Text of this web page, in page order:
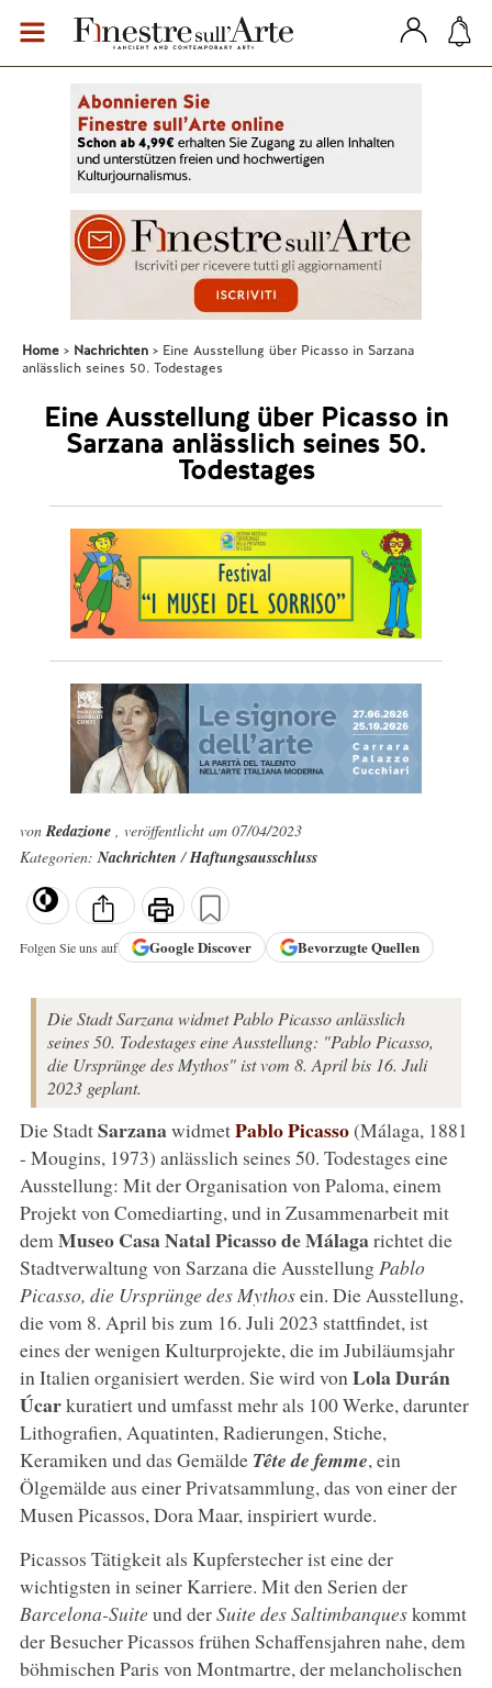
Home Nachrichten
Eine Ausstellung über Picasso in Sarzana
anlässlich seines 50. Todestages
Eine Ausstellung über Picasso in
Sarzana anlässlich seines 50.
Todestages
vonRedazione , veröffentlicht am 07/04/2023
Kategorien:Nachrichten/Haftungsausschluss
Folgen Sie uns auf GoogleDiscover Bevorzugte Quellen
Die Stadt Sarzana widmet Pablo Picasso anlässlich
seines 50. Todestages eine Ausstellung: "Pablo Picasso,
die Ursprünge des Mythos" ist vom 8. April bis 16. Juli
2023 geplant.
Die StadtSarzanawidmetPablo Picasso(Málaga, 1881
- Mougins, 1973) anlässlich seines 50. Todestages eine
Ausstellung: Mit der Organisation von Paloma, einem
Projekt von Comediarting, und in Zusammenarbeit mit
dem Museo Casa Natal Picasso de Málagarichtet die
Stadtverwaltung von Sarzana die Ausstellung Pablo
Picasso, die Ursprünge des Mythosein. Die Ausstellung,
die vom 8. April bis zum 16. Juli 2023 stattfindet, ist
eines der wenigen Kulturprojekte, die im Jubiläumsjahr
in Italien organisiert werden. Sie wird von Lola Durán
Úcarkuratiert und umfasst mehr als 100 Werke, darunter
Lithografien, Aquatinten, Radierungen, Stiche,
Keramiken und das Gemälde Tête de femme, ein
Ölgemälde aus einer Privatsammlung, das von einer der
Musen Picassos, Dora Maar, inspiriert wurde.
Picassos Tätigkeit als Kupferstecher ist eine der
wichtigsten in seiner Karriere. Mit den Serien der
Barcelona-Suiteund derSuite des Saltimbanqueskommt
der Besucher Picassos frühen Schaffensjahren nahe, dem
böhmischen Paris von Montmartre, der melancholischen